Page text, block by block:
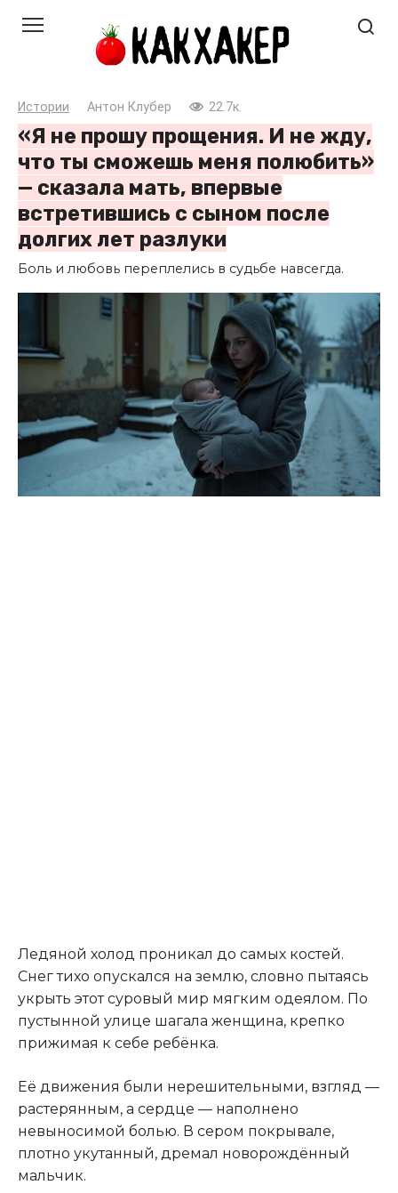
Истории Антон Клубер 22.7к.
«Я не прошу прощения. И не жду,
что ты сможешь меня полюбить»
— сказала мать, впервые
встретившись с сыном после
долгих лет разлуки
Боль и любовь переплелись в судьбе навсегда.
Ледяной холод проникал до самых костей.
Снег тихо опускался на землю, словно пытаясь
укрыть этот суровый мир мягким одеялом. По
пустынной улице шагала женщина, крепко
прижимая к себе ребёнка.
Её движения были нерешительными, взгляд —
растерянным, а сердце — наполнено
невыносимой болью. В сером покрывале,
плотно укутанный, дремал новорождённый
мальчик.